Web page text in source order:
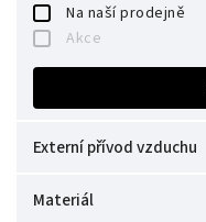
Na naší prodejně
Akce
Externí přívod vzduchu
Zadní
Materiál